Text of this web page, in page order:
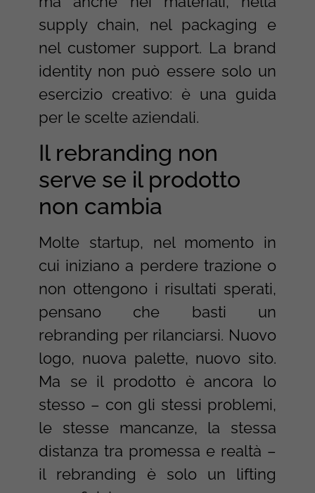
supply chain, nel packaging e
nel customer support. La brand
identity non può essere solo un
esercizio creativo: è una guida
per le scelte aziendali.
Il rebranding non
serve se il prodotto
non cambia
Molte startup, nel momento in
cui iniziano a perdere trazione o
non ottengono i risultati sperati,
pensano che basti un
rebranding per rilanciarsi. Nuovo
logo, nuova palette, nuovo sito.
Ma se il prodotto è ancora lo
stesso – con gli stessi problemi,
le stesse mancanze, la stessa
distanza tra promessa e realtà –
il rebranding è solo un lifting